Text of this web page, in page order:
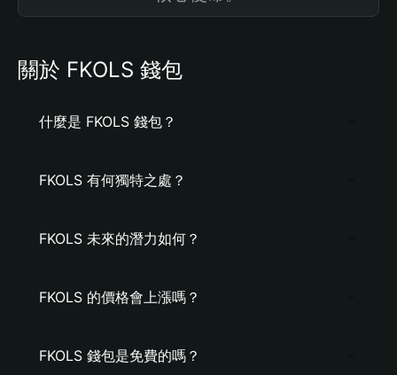
關於 FKOLS 錢包
什麼是 FKOLS 錢包？
FKOLS 有何獨特之處？
FKOLS 未來的潛力如何？
FKOLS 的價格會上漲嗎？
FKOLS 錢包是免費的嗎？